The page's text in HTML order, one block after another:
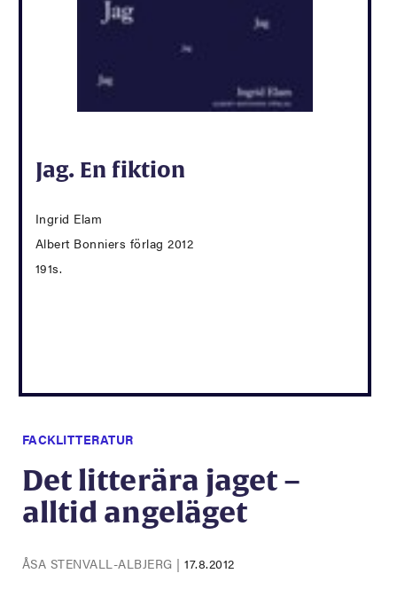
Jag. En fiktion
Ingrid Elam
Albert Bonniers förlag 2012
191s.
FACKLITTERATUR
Det litterära jaget –
alltid angeläget
ÅSA STENVALL-ALBJERG |17.8.2012